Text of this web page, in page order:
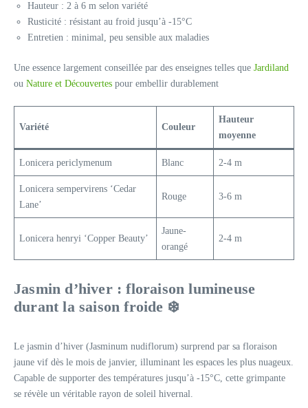
Hauteur : 2 à 6 m selon variété
Rusticité : résistant au froid jusqu’à -15°C
Entretien : minimal, peu sensible aux maladies
Une essence largement conseillée par des enseignes telles que Jardiland
ou Nature et Découvertes pour embellir durablement
Variété Couleur
Hauteur
moyenne
Lonicera periclymenum Blanc 2-4 m
Lonicera sempervirens ‘Cedar
Lane’
Rouge 3-6 m
Lonicera henryi ‘Copper Beauty’
Jaune-
orangé
2-4 m
Jasmin d’hiver : floraison lumineuse
durant la saison froide ❄️
Le jasmin d’hiver (Jasminum nudiflorum) surprend par sa floraison
jaune vif dès le mois de janvier, illuminant les espaces les plus nuageux.
Capable de supporter des températures jusqu’à -15°C, cette grimpante
se révèle un véritable rayon de soleil hivernal.